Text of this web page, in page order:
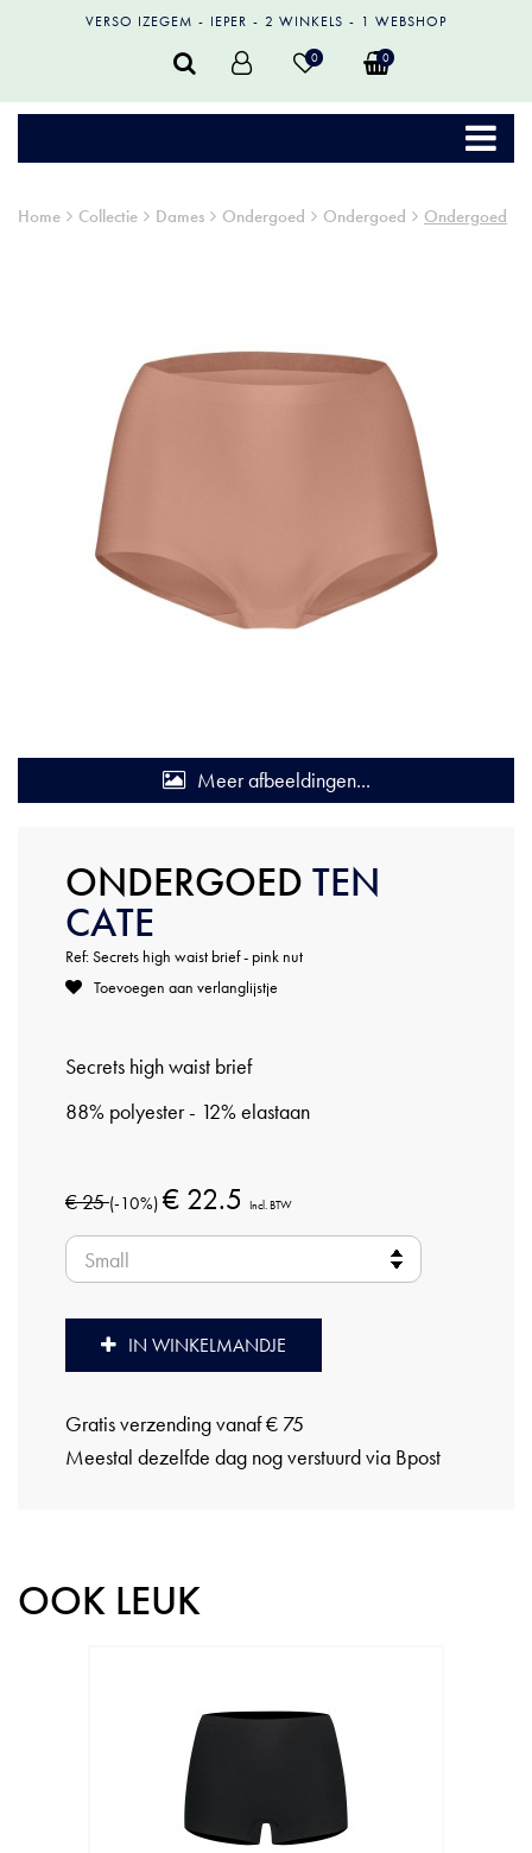
VERSO IZEGEM IEPER 2 WINKELS 1 WEBSHOP
0 0
Home Collectie Dames Ondergoed Ondergoed Ondergoed
Meer afbeeldingen...
ONDERGOED TEN
CATE
Ref: Secrets high waist brief - pink nut
Toevoegen aan verlanglijstje
Secrets high waist brief
88% polyester - 12% elastaan
€ 25(-10%) € 22.5 Incl. BTW
IN WINKELMANDJE
Gratis verzending vanaf € 75
Meestal dezelfde dag nog verstuurd via Bpost
OOK LEUK